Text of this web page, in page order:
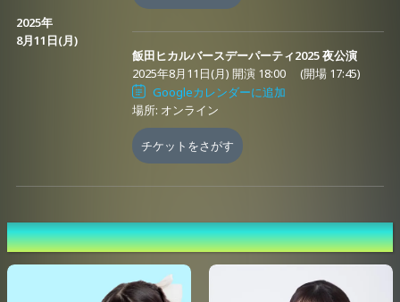
番組公式ニコニコチャンネルhttps://ch.nicovideo.jp/hikaroom
https://x.com/iidahikaroom
https://www.zan-live.com/channel/heihei
2025年
8月11日(月)
飯田ヒカルバースデーパーティ2025 夜公演
2025年8月11日(月) 開演 18:00
(開場 17:45)
Googleカレンダーに追加
場所: オンライン
チケットをさがす
出演者